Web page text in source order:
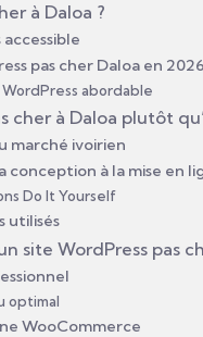
à Daloa ?
pas cher Daloa en
abordable
cher à Daloa plutôt
marché ivoirien
à la mise en
Do It Yourself
utilisés
site WordPress pas
optimal
WooCommerce